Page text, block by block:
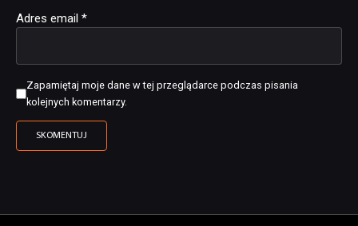
Adres email *
Zapamiętaj moje dane w tej przeglądarce podczas pisania
kolejnych komentarzy.